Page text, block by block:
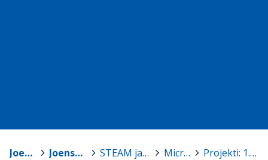
Joensuu > Joensuun Mediakeskus > STEAM ja Makerkulttuuri ohjeita > MicroBit > Projekti: 1. lk robotit